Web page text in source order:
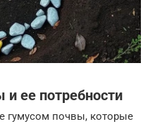
и ее потребности
гумусом почвы, которые